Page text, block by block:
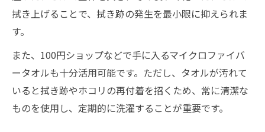
拭き上げることで、拭き跡の発生を最小限に抑えられま
す。
また、100円ショップなどで手に入るマイクロファイバ
ータオルも十分活用可能です。ただし、タオルが汚れて
いると拭き跡やホコリの再付着を招くため、常に清潔な
ものを使用し、定期的に洗濯することが重要です。